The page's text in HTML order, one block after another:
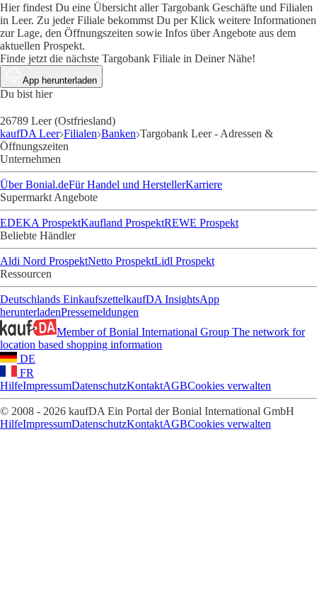
Hier findest Du eine Übersicht aller Targobank Geschäfte und Filialen
in Leer. Zu jeder Filiale bekommst Du per Klick weitere Informationen
zur Lage, den Öffnungszeiten sowie Infos über Angebote aus dem
aktuellen Prospekt.
Finde jetzt die nächste Targobank Filiale in Deiner Nähe!
App herunterladen
Du bist hier
26789 Leer (Ostfriesland)
kaufDA Leer Filialen Banken Targobank Leer - Adressen &
Öffnungszeiten
Unternehmen
Über Bonial.deFür Handel und HerstellerKarriere
Supermarkt Angebote
EDEKA ProspektKaufland ProspektREWE Prospekt
Beliebte Händler
Aldi Nord ProspektNetto ProspektLidl Prospekt
Ressourcen
Deutschlands EinkaufszettelkaufDA InsightsApp
herunterladenPressemeldungen
Member of Bonial International Group The network for
location based shopping information
DE
FR
HilfeImpressumDatenschutzKontaktAGBCookies verwalten
© 2008 - 2026 kaufDA Ein Portal der Bonial International GmbH
HilfeImpressumDatenschutzKontaktAGBCookies verwalten